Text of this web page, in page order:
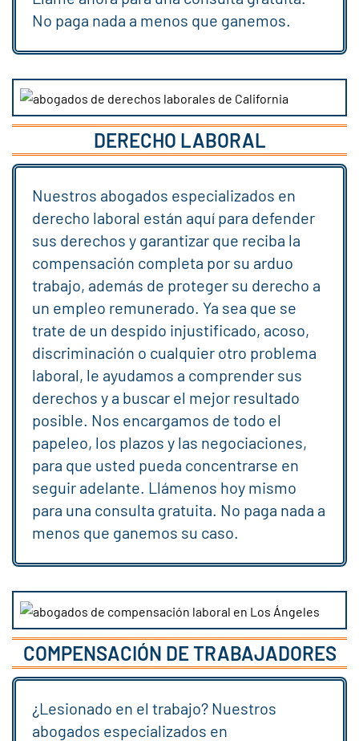
No paga nada a menos que ganemos.
DERECHO LABORAL
Nuestros abogados especializados en
derecho laboral están aquí para defender
sus derechos y garantizar que reciba la
compensación completa por su arduo
trabajo, además de proteger su derecho a
un empleo remunerado. Ya sea que se
trate de un despido injustificado, acoso,
discriminación o cualquier otro problema
laboral, le ayudamos a comprender sus
derechos y a buscar el mejor resultado
posible. Nos encargamos de todo el
papeleo, los plazos y las negociaciones,
para que usted pueda concentrarse en
seguir adelante. Llámenos hoy mismo
para una consulta gratuita. No paga nada a
menos que ganemos su caso.
COMPENSACIÓN DE TRABAJADORES
¿Lesionado en el trabajo? Nuestros
abogados especializados en